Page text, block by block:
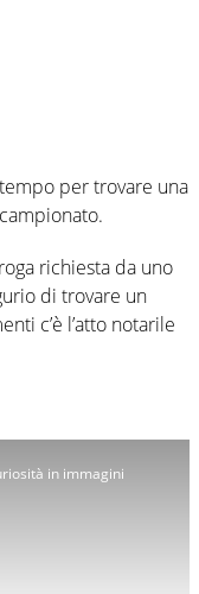
per trovare una
richiesta da uno
di trovare un
c’è l’atto notarile
in immagini